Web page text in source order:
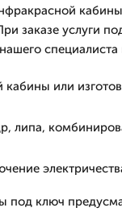
заказе услуги
специалиста
кабины или
липа,
под ключ